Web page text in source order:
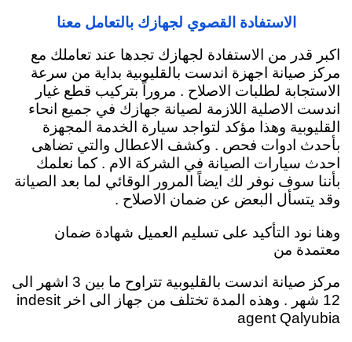
الاستفادة القصوي لجهازك بالتعامل معنا
اكبر قدر من الاستفادة لجهازك تجدها عند تعاملك مع
مركز صيانة اجهزة اندست بالقليوبية بداية من سرعة
الاستجابة لطلبات الاصلاح . مروراً بتركيب قطع غيار
اندست الاصلية اللازمة لصيانة جهازك في جميع انحاء
القليوبية وهذا مؤكد لتواجد سيارة الخدمة المجهزة
بأحدث ادوات فحص . وكشف الاعطال والتي تضاهى
احدث سيارات الصيانة في الشركة الام . كما نعلمك
بأننا سوف نوفر لك ايضاً المرور الوقائي لما بعد الصيانة
وقد يتسأل البعض عن ضمان الاصلاح .
وهنا نود التأكيد على تسليم العميل شهادة ضمان
معتمدة من
مركز صيانة اندست بالقليوبية تتراوح ما بين 3 اشهر الى
12 شهر . وهذه المدة تختلف من جهاز الى اخر indesit
agent Qalyubia